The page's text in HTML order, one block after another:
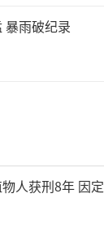
雨破纪录
人获刑8年 因定